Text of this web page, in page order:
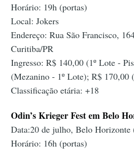
Horário: 19h (portas)
Local: Jokers
Endereço: Rua São Francisco,
Curitiba/PR
Ingresso: R$ 140,00 (1º Lote -
(Mezanino - 1º Lote); R$ 170,00
Classificação etária: +18
Odin’s Krieger Fest em Belo
Data:20 de julho, Belo Horizonte
Horário: 16h (portas)